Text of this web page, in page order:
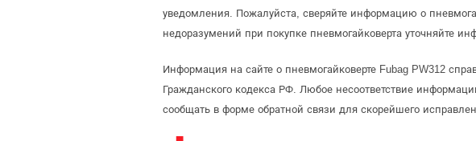
уведомления. Пожалуйста, сверяйте информацию о
недоразумений при покупке пневмогайковерта уточняйте
Информация на сайте о пневмогайковерте Fubag PW312
Гражданского кодекса РФ. Любое несоответствие
сообщать в форме обратной связи для скорейшего